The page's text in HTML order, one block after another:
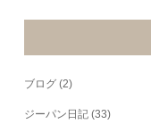
ブログ (2)
ジーパン日記 (33)